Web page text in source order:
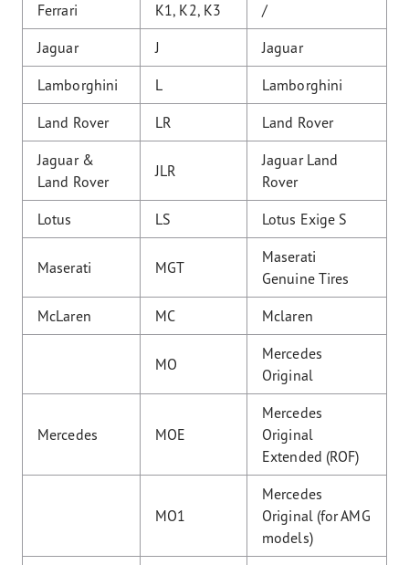
Ferrari K1, K2, K3 /
Jaguar J Jaguar
Lamborghini L Lamborghini
Land Rover LR Land Rover
Jaguar &
Land Rover
JLR
Jaguar Land
Rover
Lotus LS Lotus Exige S
Maserati MGT
Maserati
Genuine Tires
McLaren MC Mclaren
MO
Mercedes
Original
Mercedes MOE
Mercedes
Original
Extended (ROF)
MO1
Mercedes
Original (for AMG
models)